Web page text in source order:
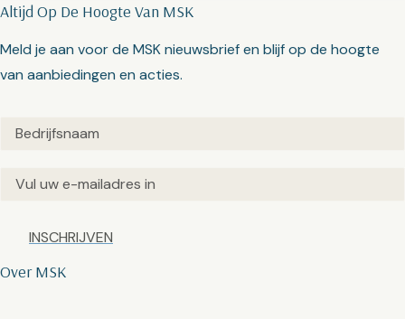
Over MSK
Altijd Op De Hoogte Van MSK
Meld je aan voor de MSK nieuwsbrief en blijf op de hoogte
van aanbiedingen en acties.
Untitled(Vereist)
Email(Vereist)
Captcha